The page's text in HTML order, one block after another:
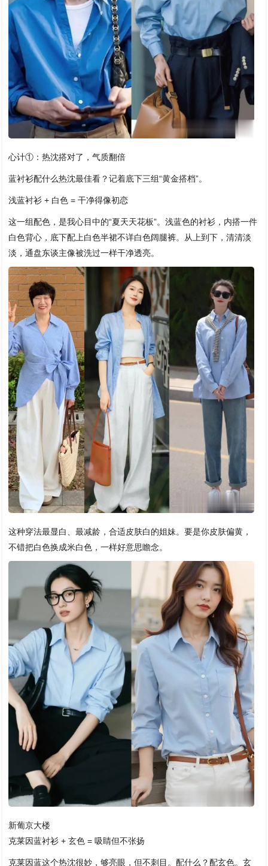
心计①：热沈搭对了，气质翻倍
蓝衬衫配什么热沈最佳看？记着底下三组“黄金搭档”。
浅蓝衬衫 + 白色 = 干净得像初恋
这一组配色，是我心目中的“夏天天花板”。浅蓝色的衬衫，内搭一件
白色背心，底下配上白色半裙不详白色阔腿裤。从上到下，清清淡
淡，通盘东谈主像被洗过一样干净透亮。
这种穿法最显白、最减龄，合适皮肤白的姐妹。要是你皮肤偏黄，
不错把白色换成米白色，一样好意思瞻念。
新葡京大楼
克莱因蓝衬衫 + 玄色 = 吸睛但不张扬
克莱因蓝这个热沈很妙，够亮眼，但不刺目。配什么？配玄色。玄